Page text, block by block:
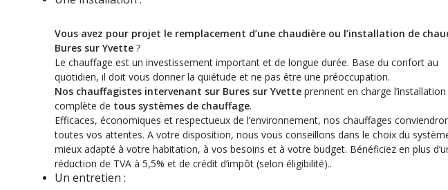
Vous avez pour projet le remplacement d’une chaudière ou l’installation de
Bures sur Yvette ?
Le chauffage est un investissement important et de longue durée. Base du confort au
quotidien, il doit vous donner la quiétude et ne pas être une préoccupation.
Nos chauffagistes intervenant sur Bures sur Yvette prennent en charge l’installation
complète de tous systèmes de chauffage.
Efficaces, économiques et respectueux de l’environnement, nos chauffages
toutes vos attentes. A votre disposition, nous vous conseillons dans le choix du
mieux adapté à votre habitation, à vos besoins et à votre budget. Bénéficiez en plus
réduction de TVA à 5,5% et de crédit d’impôt (selon éligibilité)..
Un entretien :